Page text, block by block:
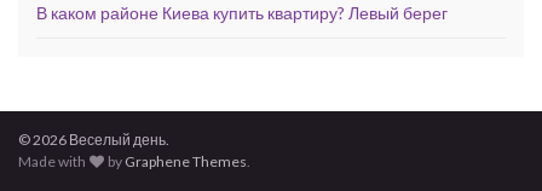
В каком районе Киева купить квартиру? Левый берег
© 2026 Веселый день.
Made with
by Graphene Themes